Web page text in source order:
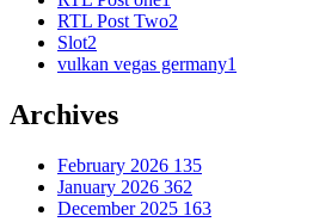
RTL Post Two2
Slot2
vulkan vegas germany1
Archives
February 2026 135
January 2026 362
December 2025 163